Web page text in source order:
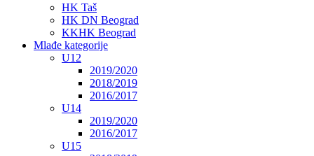
HK Taš
HK DN Beograd
KKHK Beograd
Mlađe kategorije
U12
2019/2020
2018/2019
2016/2017
U14
2019/2020
2016/2017
U15